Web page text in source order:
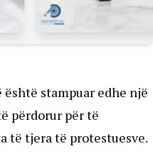
stampuar edhe një
përdorur për të
të tjera të protestuesve.